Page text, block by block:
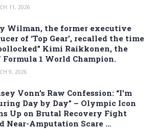
11, 2026
Wilman, the former executive
of ‘Top Gear’, recalled the time
Kimi Raikkonen, the
Formula 1 World Champion.
9, 2026
Vonn’s Raw Confession: “I’m
Day by Day” – Olympic Icon
Up on Brutal Recovery Fight
Near-Amputation Scare …